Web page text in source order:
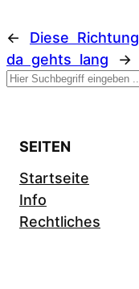
←
Diese Richtung
da gehts lang
→
Suchen
SEITEN
Startseite
Info
Rechtliches